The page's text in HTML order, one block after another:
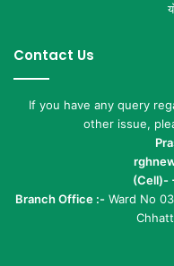
Contact Us
If you have any query
other issue,
(Cell)-
Branch Office :- Ward No